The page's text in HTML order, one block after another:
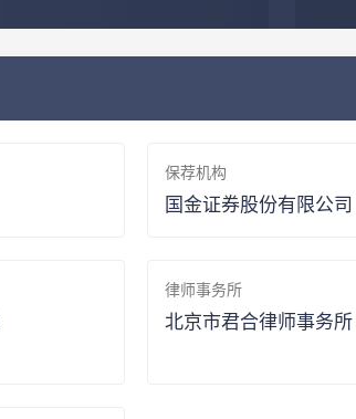
保荐机构
国金证券股份有限公司
律师事务所
北京市君合律师事务所